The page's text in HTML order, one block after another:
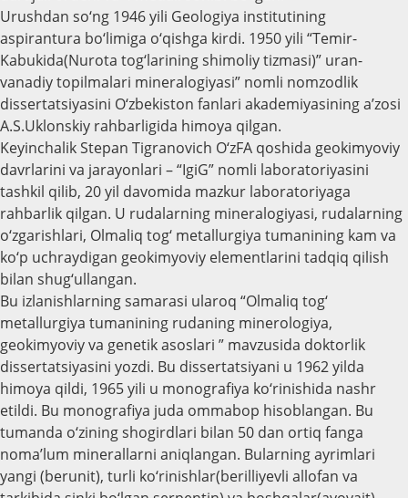
Urushdan so‘ng 1946 yili Geologiya institutining
aspirantura bo‘limiga o‘qishga kirdi. 1950 yili “Temir-
Kabukida(Nurota tog‘larining shimoliy tizmasi)” uran-
vanadiy topilmalari mineralogiyasi” nomli nomzodlik
dissertatsiyasini O‘zbekiston fanlari akademiyasining a’zosi
A.S.Uklonskiy rahbarligida himoya qilgan.
Keyinchalik Stepan Tigranovich O‘zFA qoshida geokimyoviy
davrlarini va jarayonlari – “IgiG” nomli laboratoriyasini
tashkil qilib, 20 yil davomida mazkur laboratoriyaga
rahbarlik qilgan. U rudalarning mineralogiyasi, rudalarning
o‘zgarishlari, Olmaliq tog‘ metallurgiya tumanining kam va
ko‘p uchraydigan geokimyoviy elementlarini tadqiq qilish
bilan shug‘ullangan.
Bu izlanishlarning samarasi ularoq “Olmaliq tog‘
metallurgiya tumanining rudaning minerologiya,
geokimyoviy va genetik asoslari ” mavzusida doktorlik
dissertatsiyasini yozdi. Bu dissertatsiyani u 1962 yilda
himoya qildi, 1965 yili u monografiya ko‘rinishida nashr
etildi. Bu monografiya juda ommabop hisoblangan. Bu
tumanda o‘zining shogirdlari bilan 50 dan ortiq fanga
noma’lum minerallarni aniqlangan. Bularning ayrimlari
yangi (berunit), turli ko‘rinishlar(berilliyevli allofan va